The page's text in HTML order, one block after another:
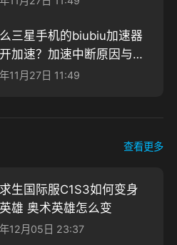
三星手机的biubiu加速器
加速？加速中断原因与解
11月27日 11:49
查看更多
生国际服C1S3如何变身
雄 奥术英雄怎么变
12月05日 23:37